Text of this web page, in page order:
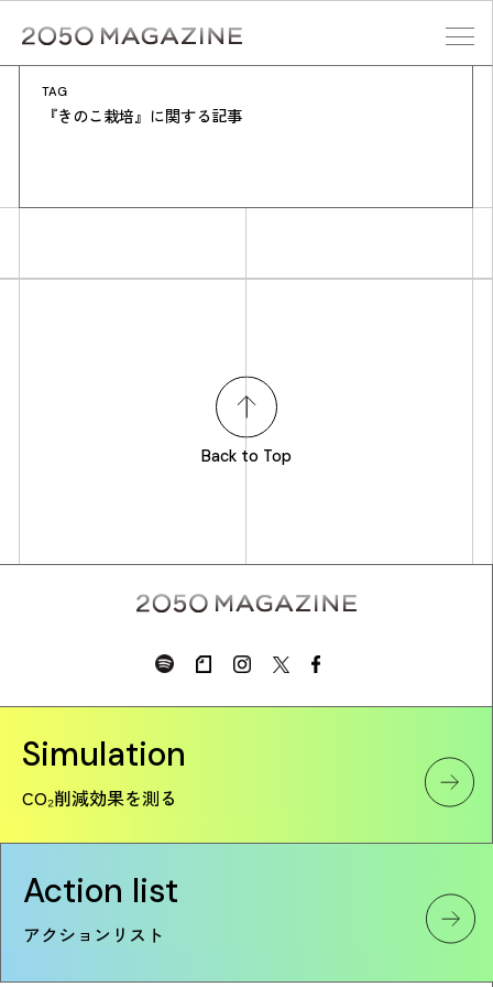
content
Simulation
CO₂削減効果を測る
Action list
アクションリスト
TAG
『きのこ栽培』に関する記事
Back to Top
Simulation
CO₂削減効果を測る
Action list
アクションリスト